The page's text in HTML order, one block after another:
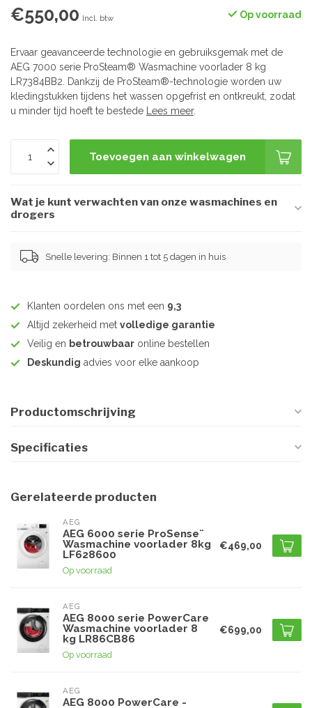
€550,00 Incl. btw Op voorraad
Ervaar geavanceerde technologie en gebruiksgemak met de
AEG 7000 serie ProSteam® Wasmachine voorlader 8 kg
LR7384BB2. Dankzij de ProSteam®-technologie worden uw
kledingstukken tijdens het wassen opgefrist en ontkreukt, zodat
u minder tijd hoeft te bestede Lees meer.
Toevoegen aan winkelwagen
Wat je kunt verwachten van onze wasmachines en
drogers
Snelle levering: Binnen 1 tot 5 dagen in huis
Klanten oordelen ons met een 9,3
Altijd zekerheid met volledige garantie
Veilig en betrouwbaar online bestellen
Deskundig advies voor elke aankoop
Productomschrijving
Specificaties
Gerelateerde producten
AEG
AEG 6000 serie ProSense¨
Wasmachine voorlader 8kg
LF628600
Op voorraad
€469,00
AEG
AEG 8000 serie PowerCare
Wasmachine voorlader 8
kg LR86CB86
Op voorraad
€699,00
AEG
AEG 8000 PowerCare -